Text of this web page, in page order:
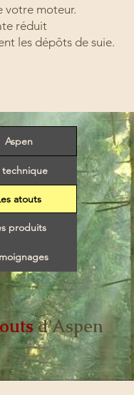
votre moteur.
réduit
les dépôts de suie.
Aspen
technique
atouts
produits
d'Aspen